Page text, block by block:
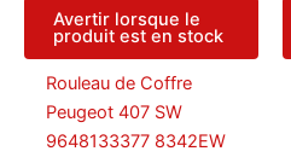
Avertir lorsque le
produit est en stock
Rouleau de Coffre
Peugeot 407 SW
9648133377 8342EW